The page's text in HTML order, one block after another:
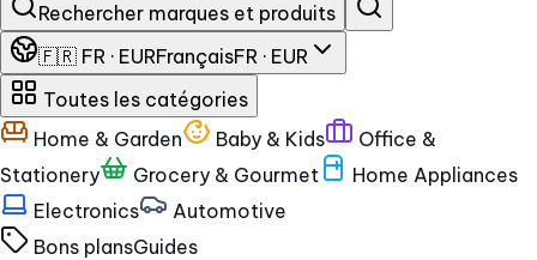
Rechercher marques et produits
🇫🇷 FR · EURFrançaisFR · EUR
Toutes les catégories
Home & Garden
Baby & Kids
Office &
Stationery
Grocery & Gourmet
Home Appliances
Electronics
Automotive
Bons plansGuides